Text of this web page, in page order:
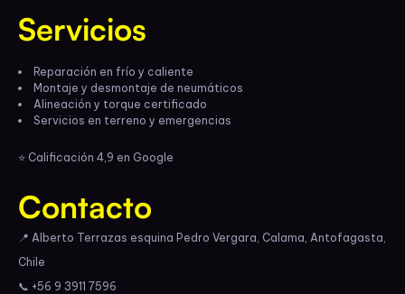
Servicios
Reparación en frío y caliente
Montaje y desmontaje de neumáticos
Alineación y torque certificado
Servicios en terreno y emergencias
⭐ Calificación 4,9 en Google
Contacto
📍 Alberto Terrazas esquina Pedro Vergara, Calama, Antofagasta,
Chile
📞 +56 9 3911 7596